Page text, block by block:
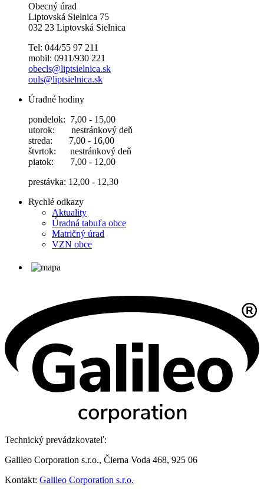
Obecný úrad
Liptovská Sielnica 75
032 23 Liptovská Sielnica
Tel: 044/55 97 211
mobil: 0911/930 221
obecls@liptsielnica.sk
ouls@liptsielnica.sk
Úradné hodiny
pondelok: 7,00 - 15,00
utorok: nestránkový deň
streda: 7,00 - 16,00
štvrtok: nestránkový deň
piatok: 7,00 - 12,00
prestávka: 12,00 - 12,30
Rychlé odkazy
Aktuality
Úradná tabuľa obce
Matričný úrad
VZN obce
Technický prevádzkovateľ:
Galileo Corporation s.r.o., Čierna Voda 468, 925 06
Kontakt: Galileo Corporation s.r.o.